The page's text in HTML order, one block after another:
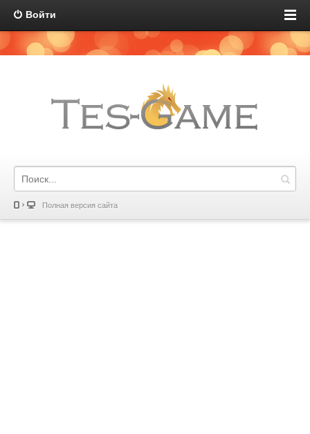
Войти
Полная версия сайта